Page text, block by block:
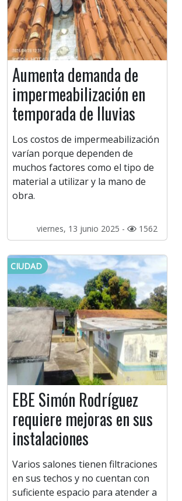
Aumenta demanda de
impermeabilización en
temporada de lluvias
Los costos de impermeabilización
varían porque dependen de
muchos factores como el tipo de
material a utilizar y la mano de
obra.
viernes, 13 junio 2025 - 1562
CIUDAD
EBE Simón Rodríguez
requiere mejoras en sus
instalaciones
Varios salones tienen filtraciones
en sus techos y no cuentan con
suficiente espacio para atender a